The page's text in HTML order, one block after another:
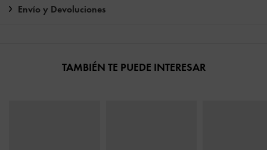
Envío y Devoluciones
TAMBIÉN TE PUEDE INTERESAR